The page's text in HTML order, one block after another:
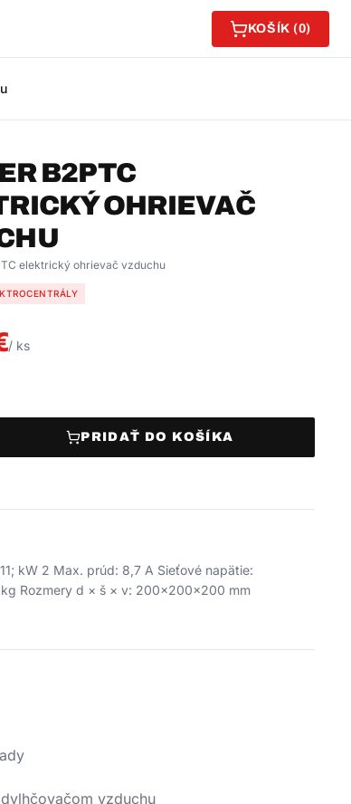
KOŠÍK (0)
B2PTC
OHRIEVAČ
elektrický ohrievač vzduchu
/ ks
PRIDAŤ DO KOŠÍKA
kW 2 Max. prúd: 8,7 A Sieťové napätie:
Rozmery d × š × v: 200x200x200 mm
vzduchu